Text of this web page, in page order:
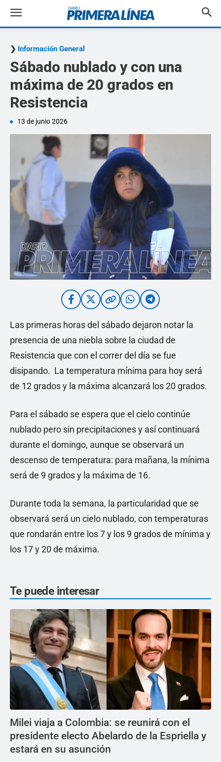
Información General
Sábado nublado y con una
máxima de 20 grados en
Resistencia
13 de junio 2026
Las primeras horas del sábado dejaron notar la
presencia de una niebla sobre la ciudad de
Resistencia que con el correr del día se fue
disipando. La temperatura mínima para hoy será
de 12 grados y la máxima alcanzará los 20 grados.
Para el sábado se espera que el cielo continúe
nublado pero sin precipitaciones y así continuará
durante el domingo, aunque se observará un
descenso de temperatura: para mañana, la mínima
será de 9 grados y la máxima de 16.
Durante toda la semana, la particularidad que se
observará será un cielo nublado, con temperaturas
que rondarán entre los 7 y los 9 grados de mínima y
los 17 y 20 de máxima.
Te puede interesar
Milei viaja a Colombia: se reunirá con el
presidente electo Abelardo de la Espriella y
estará en su asunción